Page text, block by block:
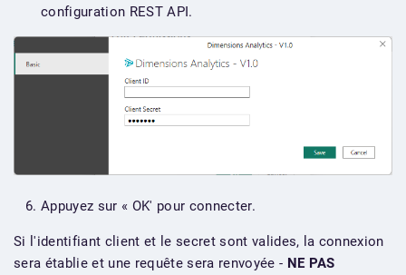
configuration REST API.
Appuyez sur « OK' pour connecter.
Si l'identifiant client et le secret sont valides, la connexion
sera établie et une requête sera renvoyée - NE PAS